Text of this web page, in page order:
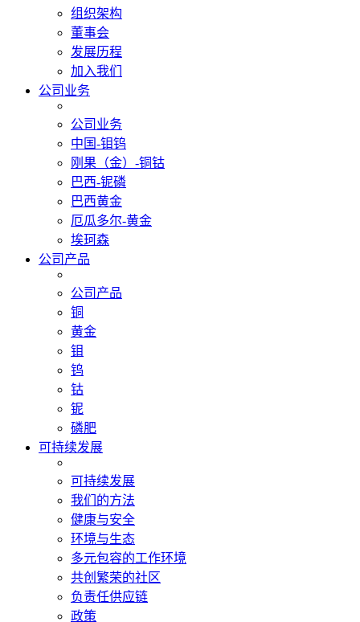
组织架构
董事会
发展历程
加入我们
公司业务
公司业务
中国-钼钨
刚果（金）-铜钴
巴西-铌磷
巴西黄金
厄瓜多尔-黄金
埃珂森
公司产品
公司产品
铜
黄金
钼
钨
钴
铌
磷肥
可持续发展
可持续发展
我们的方法
健康与安全
环境与生态
多元包容的工作环境
共创繁荣的社区
负责任供应链
政策